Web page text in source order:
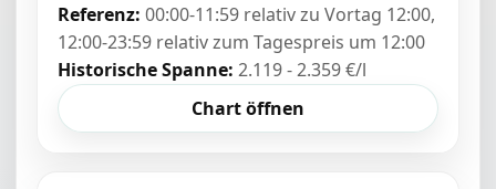
Referenz: 00:00-11:59 relativ zu Vortag 12:00,
12:00-23:59 relativ zum Tagespreis um 12:00
Historische Spanne: 2.119 - 2.359 €/l
Chart öffnen